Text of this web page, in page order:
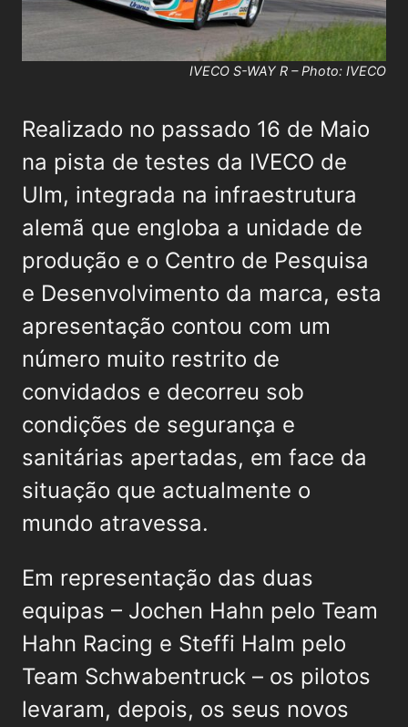
IVECO S-WAY R – Photo: IVECO
Realizado no passado 16 de Maio
na pista de testes da IVECO de
Ulm, integrada na infraestrutura
alemã que engloba a unidade de
produção e o Centro de Pesquisa
e Desenvolvimento da marca, esta
apresentação contou com um
número muito restrito de
convidados e decorreu sob
condições de segurança e
sanitárias apertadas, em face da
situação que actualmente o
mundo atravessa.
Em representação das duas
equipas – Jochen Hahn pelo Team
Hahn Racing e Steffi Halm pelo
Team Schwabentruck – os pilotos
levaram, depois, os seus novos